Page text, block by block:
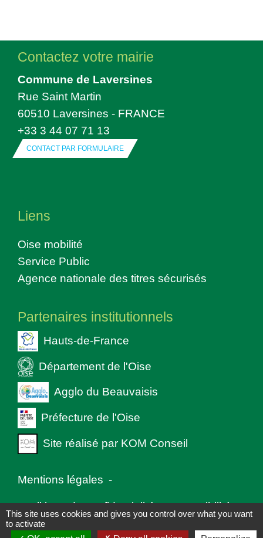
Contactez votre mairie
Commune de Laversines
Rue Saint Martin
60510 Laversines - FRANCE
+33 3 44 07 71 13
CONTACT PAR FORMULAIRE
Liens
Oise mobilité
Service Public
Agence nationale des titres sécurisés
Partenaires institutionnels
Hauts-de-France
Département de l'Oise
Agglo du Beauvaisis
Préfecture de l'Oise
Site réalisé par KOM Conseil
Mentions légales -
Politique de confidentialité - Accessibilité -
Plan du site - Gestion des cookies
This site uses cookies and gives you control over what you want
to activate